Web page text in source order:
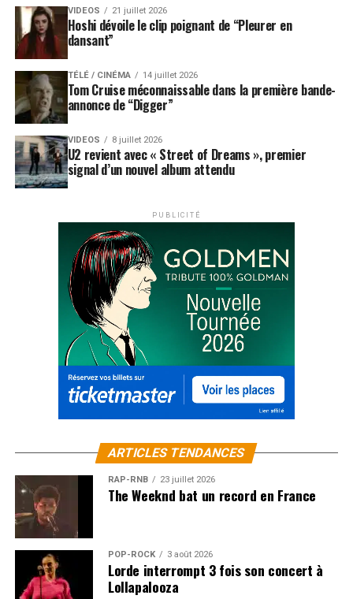
VIDEOS 21 juillet 2026
Hoshi dévoile le clip poignant de “Pleurer en
dansant”
TÉLÉ / CINÉMA 14 juillet 2026
Tom Cruise méconnaissable dans la première bande-
annonce de “Digger”
VIDEOS 8 juillet 2026
U2 revient avec « Street of Dreams », premier
signal d’un nouvel album attendu
PUBLICITÉ
ARTICLES TENDANCES
RAP-RNB 23 juillet 2026
The Weeknd bat un record en France
POP-ROCK 3 août 2026
Lorde interrompt 3 fois son concert à
Lollapalooza